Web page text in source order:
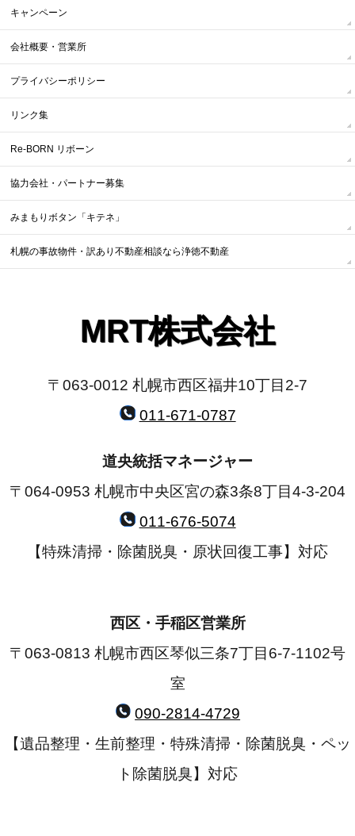
キャンペーン
会社概要・営業所
プライバシーポリシー
リンク集
Re-BORN リボーン
協力会社・パートナー募集
みまもりボタン「キテネ」
札幌の事故物件・訳あり不動産相談なら浄徳不動産
MRT株式会社
〒063-0012 札幌市西区福井10丁目2-7
011-671-0787
道央統括マネージャー
〒064-0953 札幌市中央区宮の森3条8丁目4-3-204
011-676-5074
【特殊清掃・除菌脱臭・原状回復工事】対応
西区・手稲区営業所
〒063-0813 札幌市西区琴似三条7丁目6-7-1102号
室
090-2814-4729
【遺品整理・生前整理・特殊清掃・除菌脱臭・ペッ
ト除菌脱臭】対応